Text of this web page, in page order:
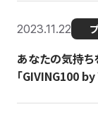
2023.11.22
あなたの気持ち
「GIVING100